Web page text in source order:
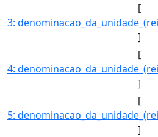
[
]
[
]
[
]